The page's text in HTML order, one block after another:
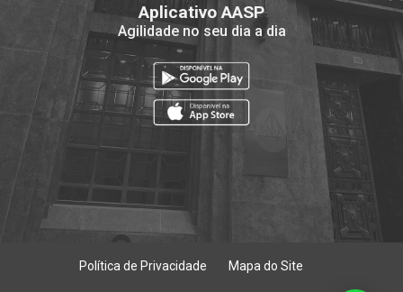
Aplicativo AASP
Agilidade no seu dia a dia
Política de Privacidade Mapa do Site